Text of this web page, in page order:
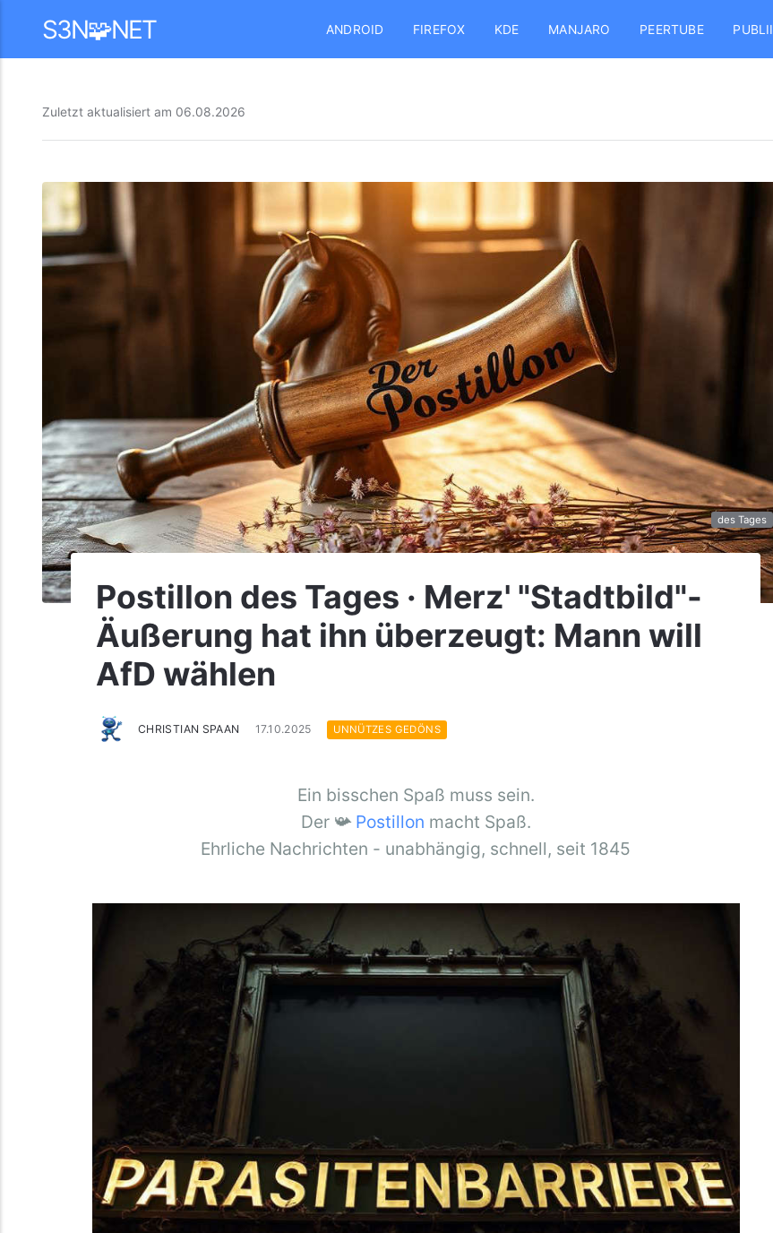
S3N🧩NET ANDROID FIREFOX KDE MANJARO PEERTUBE PUBLII
Zuletzt aktualisiert am 06.08.2026
des Tages
Postillon des Tages · Merz' "Stadtbild"-
Äußerung hat ihn überzeugt: Mann will
AfD wählen
CHRISTIAN SPAAN 17.10.2025 UNNÜTZES GEDÖNS
Ein bisschen Spaß muss sein.
Der 📯 Postillon macht Spaß.
Ehrliche Nachrichten - unabhängig, schnell, seit 1845